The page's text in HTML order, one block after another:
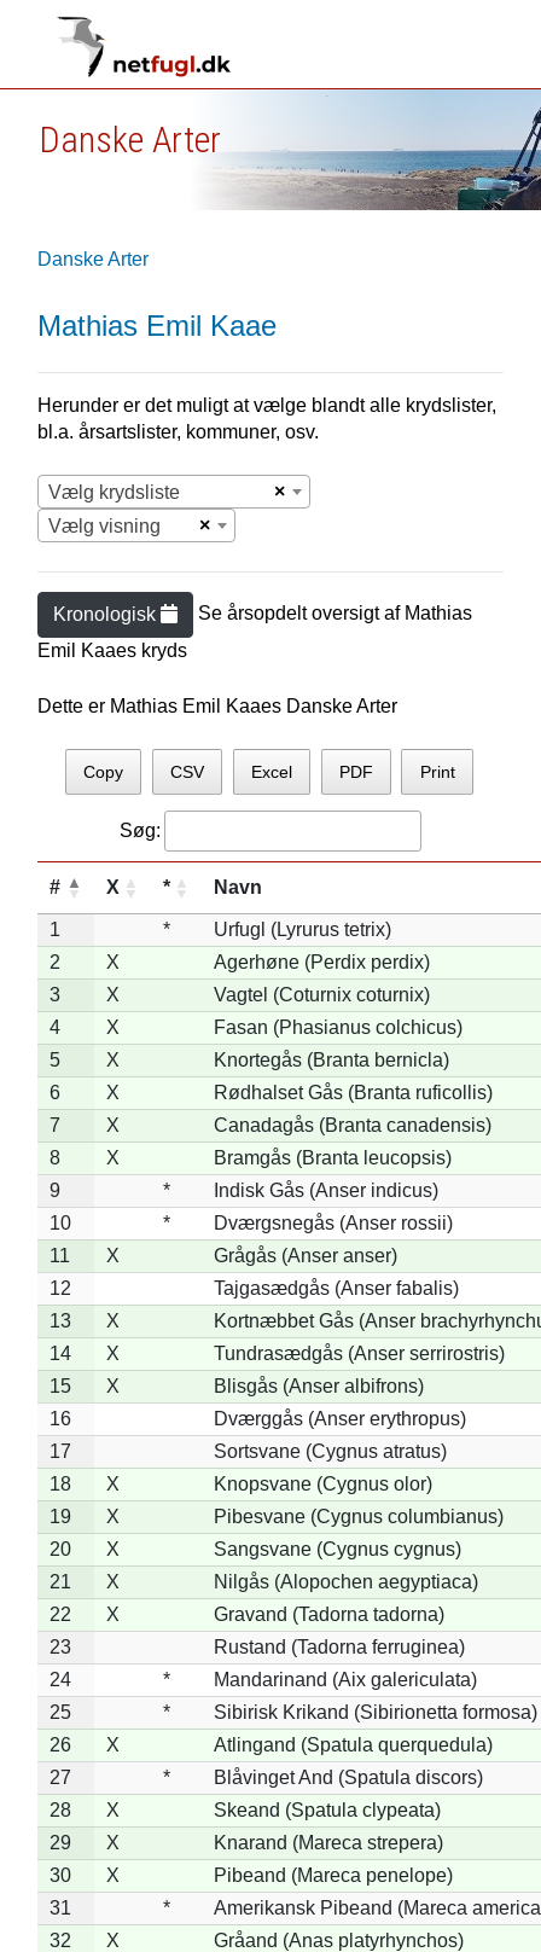
Danske Arter
Danske Arter
Mathias Emil Kaae
Herunder er det muligt at vælge blandt alle krydslister,
bl.a. årsartslister, kommuner, osv.
×
Vælg krydsliste
×
Vælg visning
Kronologisk Se årsopdelt oversigt af Mathias
Emil Kaaes kryds
Dette er Mathias Emil Kaaes Danske Arter
Copy CSV Excel PDF Print
Søg:
# X * Navn
1 *
Urfugl (Lyrurus tetrix)
2
X
Agerhøne (Perdix perdix)
3
X
Vagtel (Coturnix coturnix)
4
X
Fasan (Phasianus colchicus)
5
X
Knortegås (Branta bernicla)
6
X
Rødhalset Gås (Branta ruficollis)
7
X
Canadagås (Branta canadensis)
8
X
Bramgås (Branta leucopsis)
9
*
Indisk Gås (Anser indicus)
10
*
Dværgsnegås (Anser rossii)
11
X
Grågås (Anser anser)
12
Tajgasædgås (Anser fabalis)
13
X
Kortnæbbet Gås (Anser
14
X
Tundrasædgås (Anser serrirostris)
15
X
Blisgås (Anser albifrons)
16
Dværggås (Anser erythropus)
17
Sortsvane (Cygnus atratus)
18
X
Knopsvane (Cygnus olor)
19
X
Pibesvane (Cygnus columbianus)
20
X
Sangsvane (Cygnus cygnus)
21
X
Nilgås (Alopochen aegyptiaca)
22
X
Gravand (Tadorna tadorna)
23
Rustand (Tadorna ferruginea)
24
*
Mandarinand (Aix galericulata)
25
*
Sibirisk Krikand (Sibirionetta formosa)
26
X
Atlingand (Spatula querquedula)
27
*
Blåvinget And (Spatula discors)
28
X
Skeand (Spatula clypeata)
29
X
Knarand (Mareca strepera)
30
X
Pibeand (Mareca penelope)
31
*
Amerikansk Pibeand (Mareca
32
X
Gråand (Anas platyrhynchos)